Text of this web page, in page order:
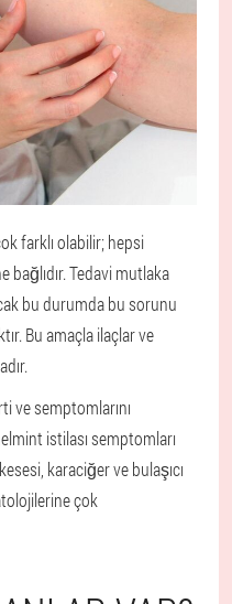
farklı olabilir; hepsi
Tedavi mutlaka
bu durumda bu sorunu
Bu amaçla ilaçlar ve
ve semptomlarını
istilası semptomları
karaciğer ve bulaşıcı
çok